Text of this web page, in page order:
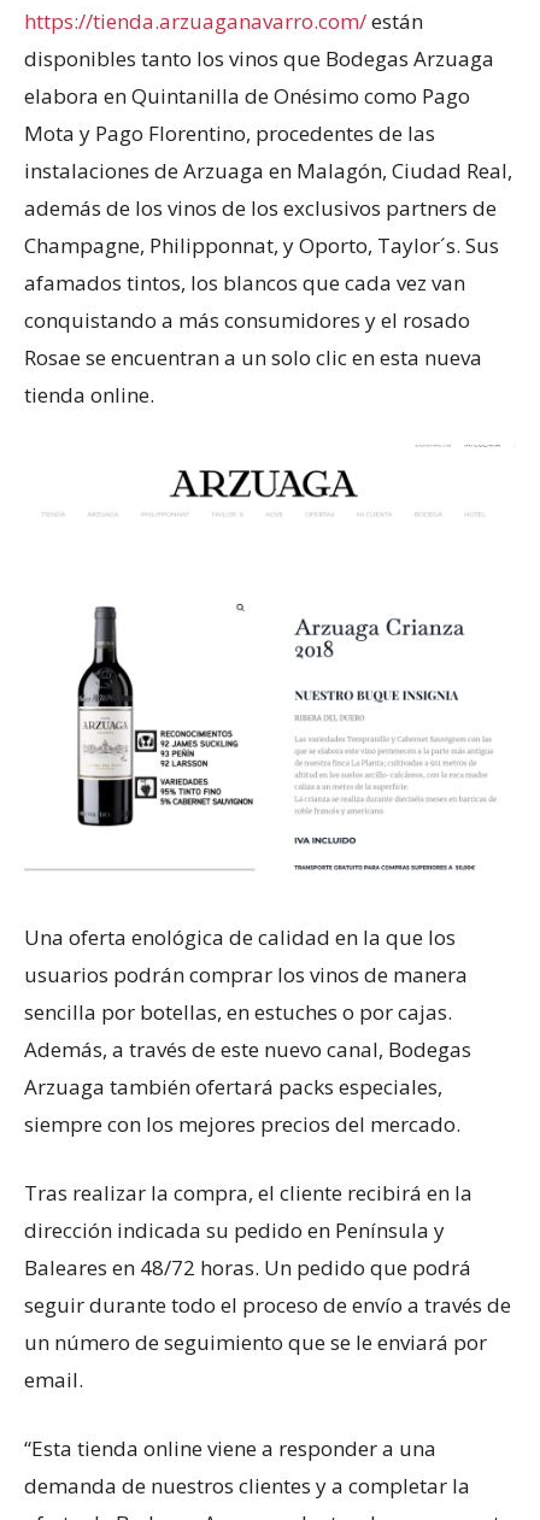
https://tienda.arzuaganavarro.com/están
disponibles tanto los vinos que Bodegas Arzuaga
elabora en Quintanilla de Onésimo como Pago
Mota y Pago Florentino, procedentes de las
instalaciones de Arzuaga en Malagón, Ciudad Real,
además de los vinos de los exclusivos partners de
Champagne, Philipponnat, y Oporto, Taylor´s. Sus
afamados tintos, los blancos que cada vez van
conquistando a más consumidores y el rosado
Rosae se encuentran a un solo clic en esta nueva
tienda online.
Una oferta enológica de calidad en la que los
usuarios podrán comprar los vinos de manera
sencilla por botellas, en estuches o por cajas.
Además, a través de este nuevo canal, Bodegas
Arzuaga también ofertará packs especiales,
siempre con los mejores precios del mercado.
Tras realizar la compra, el cliente recibirá en la
dirección indicada su pedido en Península y
Baleares en 48/72 horas. Un pedido que podrá
seguir durante todo el proceso de envío a través de
un número de seguimiento que se le enviará por
email.
“Esta tienda online viene a responder a una
demanda de nuestros clientes y a completar la